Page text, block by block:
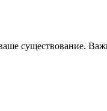
существование.